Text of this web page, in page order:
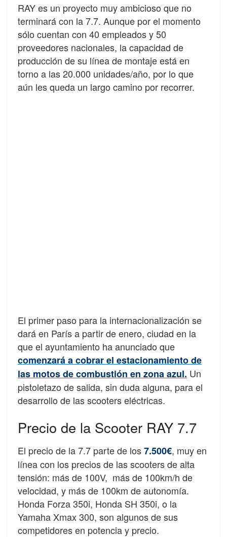
RAY es un proyecto muy ambicioso que no
terminará con la 7.7. Aunque por el momento
sólo cuentan con 40 empleados y 50
proveedores nacionales, la capacidad de
producción de su línea de montaje está en
torno a las 20.000 unidades/año, por lo que
aún les queda un largo camino por recorrer.
El primer paso para la internacionalización se
dará en París a partir de enero, ciudad en la
que el ayuntamiento ha anunciado que
comenzará a cobrar el estacionamiento de
las motos de combustión en zona azul. Un
pistoletazo de salida, sin duda alguna, para el
desarrollo de las scooters eléctricas.
Precio de la Scooter RAY 7.7
El precio de la 7.7 parte de los7.500€, muy en
línea con los precios de las scooters de alta
tensión: más de 100V, más de 100km/h de
velocidad, y más de 100km de autonomía.
Honda Forza 350i, Honda SH 350i, o la
Yamaha Xmax 300, son algunos de sus
competidores en potencia y precio.